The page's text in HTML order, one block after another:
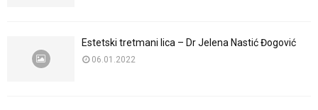
Estetski tretmani lica – Dr Jelena Nastić Đogović
06.01.2022